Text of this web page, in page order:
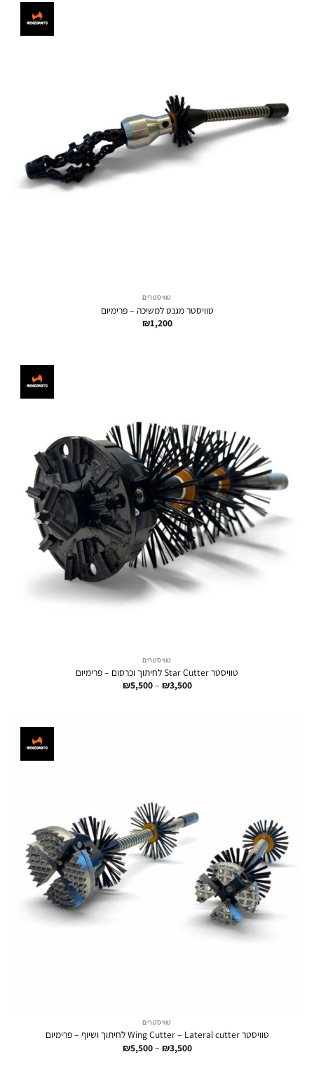
טוויסטרים
טוויסטר מגנט למשיכה – פרימיום
₪1,200
טוויסטרים
טוויסטר Star Cutter לחיתוך וכרסום – פרימיום
₪3,500
–
₪5,500 טווח
טוויסטרים
טוויסטר Wing Cutter – Lateral cutter לחיתוך ושיוף – פרימיום
₪3,500
–
₪5,500 טווח